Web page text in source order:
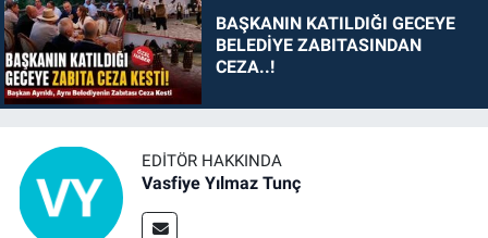
BAŞKANIN KATILDIĞI GECEYE
BELEDİYE ZABITASINDAN
CEZA..!
EDITÖR HAKKINDA
Vasfiye Yılmaz Tunç